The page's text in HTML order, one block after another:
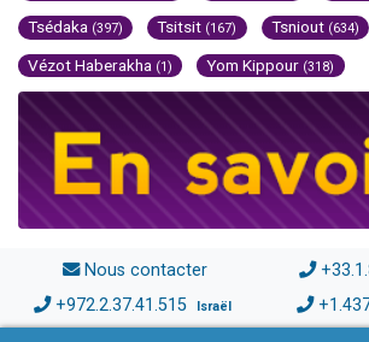
Tsédaka (397) Tsitsit (167) Tsniout (634)
Vézot Haberakha (1) Yom Kippour (318)
Nous contacter
+972.2.37.41.515 Israël